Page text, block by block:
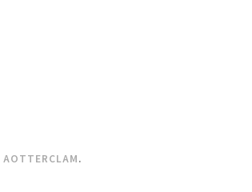
AOTTERCLAM.